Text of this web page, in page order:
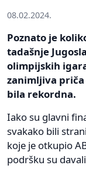
08.02.2024.
Poznato je
tadašnje
olimpijskih
zanimljiva priča
bila rekordna.
Iako su glavni
svakako bili
koje je otkupio
podršku su